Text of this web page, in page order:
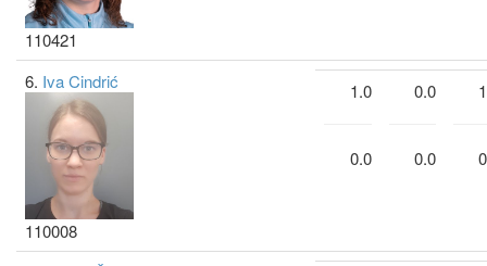
110421
6. Iva Cindrić
110008
1.0
0.0
0.0
0.0